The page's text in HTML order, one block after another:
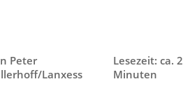
Peter
Lanxess
Lesezeit: ca. 2
Minuten